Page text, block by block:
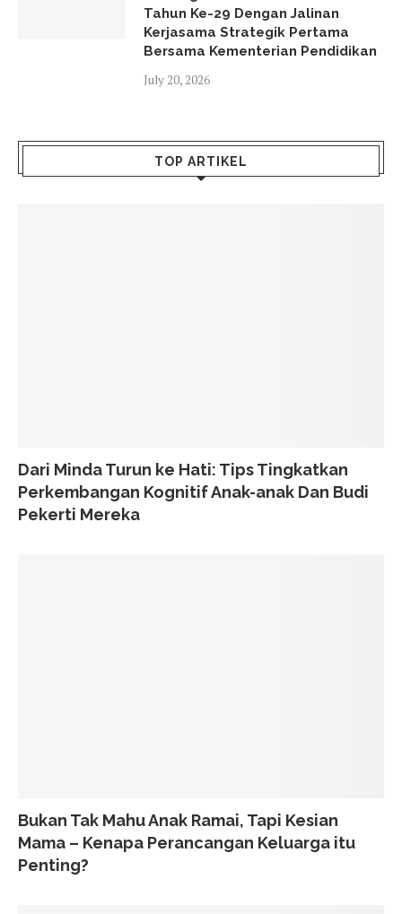
Tahun Ke-29 Dengan Jalinan
Kerjasama Strategik Pertama
Bersama Kementerian Pendidikan
July 20, 2026
TOP ARTIKEL
Dari Minda Turun ke Hati: Tips Tingkatkan
Perkembangan Kognitif Anak-anak Dan Budi
Pekerti Mereka
Bukan Tak Mahu Anak Ramai, Tapi Kesian
Mama – Kenapa Perancangan Keluarga itu
Penting?